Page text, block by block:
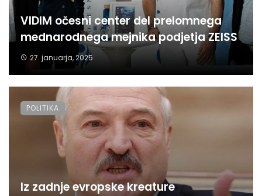
VIDIM očesni center del prelomnega
mednarodnega mejnika podjetja ZEISS
27. januarja, 2025
Iz zadnje evropske kreature
POLITIKA